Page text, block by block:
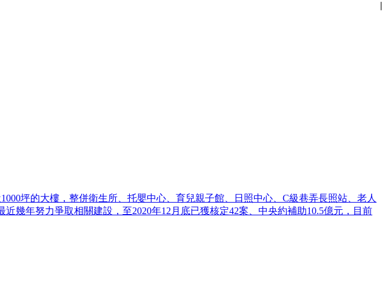
||
坪的大樓，整併衛生所、托嬰中心、育兒親子館、日照中心、C級巷弄長照站、老人
幾年努力爭取相關建設，至2020年12月底已獲核定42案、中央約補助10.5億元，目前
||||||||||